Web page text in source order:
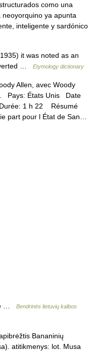
como una
ya apunta
inteligente y sardónico
it was noted as an
…
Etymology dictionary
Allen, avec Woody
Pays: États Unis Date
1 h 22 Résumé
part pour l État de San…
…
Bendrinės lietuvių kalbos
Bananinių
atitikmenys: lot. Musa